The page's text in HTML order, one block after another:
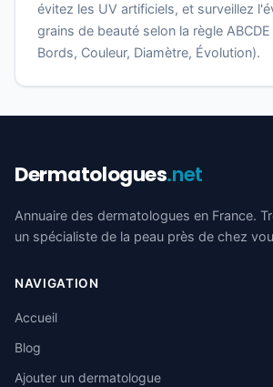
évitez les UV artificiels, et surveillez
grains de beauté selon la règle
Bords, Couleur, Diamètre, Évolution).
Dermatologues.net
Annuaire des dermatologues en France.
un spécialiste de la peau près de chez
NAVIGATION
Accueil
Blog
Ajouter un dermatologue